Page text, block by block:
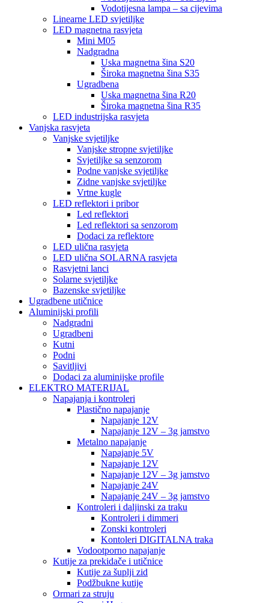
Vodotijesna lampa – sa cijevima
Linearne LED svjetiljke
LED magnetna rasvjeta
Mini M05
Nadgradna
Uska magnetna šina S20
Široka magnetna šina S35
Ugradbena
Uska magnetna šina R20
Široka magnetna šina R35
LED industrijska rasvjeta
Vanjska rasvjeta
Vanjske svjetiljke
Vanjske stropne svjetiljke
Svjetiljke sa senzorom
Podne vanjske svjetiljke
Zidne vanjske svjetiljke
Vrtne kugle
LED reflektori i pribor
Led reflektori
Led reflektori sa senzorom
Dodaci za reflektore
LED ulična rasvjeta
LED ulična SOLARNA rasvjeta
Rasvjetni lanci
Solarne svjetiljke
Bazenske svjetiljke
Ugradbene utičnice
Aluminijski profili
Nadgradni
Ugradbeni
Kutni
Podni
Savitljivi
Dodaci za aluminijske profile
ELEKTRO MATERIJAL
Napajanja i kontroleri
Plastično napajanje
Napajanje 12V
Napajanje 12V – 3g jamstvo
Metalno napajanje
Napajanje 5V
Napajanje 12V
Napajanje 12V – 3g jamstvo
Napajanje 24V
Napajanje 24V – 3g jamstvo
Kontroleri i daljinski za traku
Kontroleri i dimmeri
Zonski kontroleri
Kontoleri DIGITALNA traka
Vodootporno napajanje
Kutije za prekidače i utičnice
Kutije za šuplji zid
Podžbukne kutije
Ormari za struju